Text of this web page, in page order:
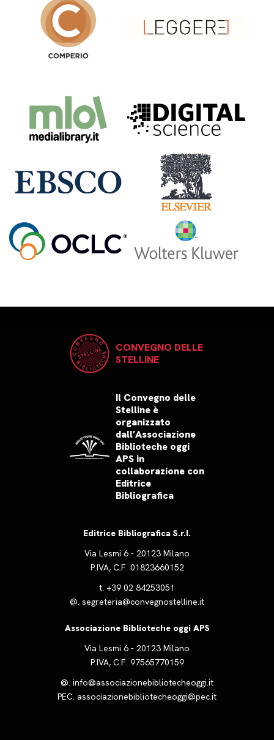
CONVEGNO DELLE
STELLINE
Il Convegno delle
Stelline è
organizzato
dall’Associazione
Biblioteche oggi
APS in
collaborazione con
Editrice
Bibliografica
Editrice Bibliografica S.r.l.
Via Lesmi 6 - 20123 Milano
P.IVA, C.F. 01823660152
t. +39 02 84253051
@. segreteria@convegnostelline.it
Associazione Biblioteche oggi APS
Via Lesmi 6 - 20123 Milano
P.IVA, C.F. 97565770159
@. info@associazionebibliotecheoggi.it
PEC. associazionebibliotecheoggi@pec.it